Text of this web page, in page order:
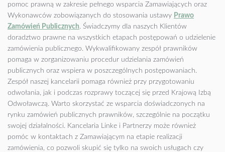
pomoc prawną w zakresie pełnego wsparcia Zamawiających oraz
Wykonawców zobowiązanych do stosowania ustawy Prawo
Zamówień Publicznych. Świadczymy dla naszych Klientów
doradztwo prawne na wszystkich etapach postępowań o udzielenie
zamówienia publicznego. Wykwalifikowany zespół prawników
pomaga w zorganizowaniu procedur udzielania zamówień
publicznych oraz wspiera w poszczególnych postępowaniach.
Zespół naszej kancelarii pomaga również przy przygotowaniu
odwołania, jak i podczas rozprawy toczącej się przed Krajową Izbą
Odwoławczą. Warto skorzystać ze wsparcia doświadczonych na
rynku zamówień publicznych prawników, szczególnie na początku
swojej działalności. Kancelaria Linke i Partnerzy może również
pomóc w kontaktach z Zamawiającym na etapie realizacji
zamówienia, co pozwoli skupić się tylko na swoich usługach czy